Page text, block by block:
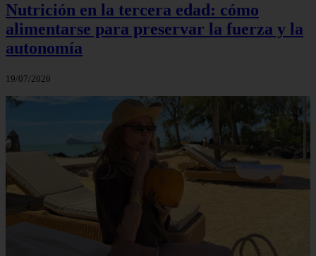
Nutrición en la tercera edad: cómo
alimentarse para preservar la fuerza y la
autonomía
19/07/2026